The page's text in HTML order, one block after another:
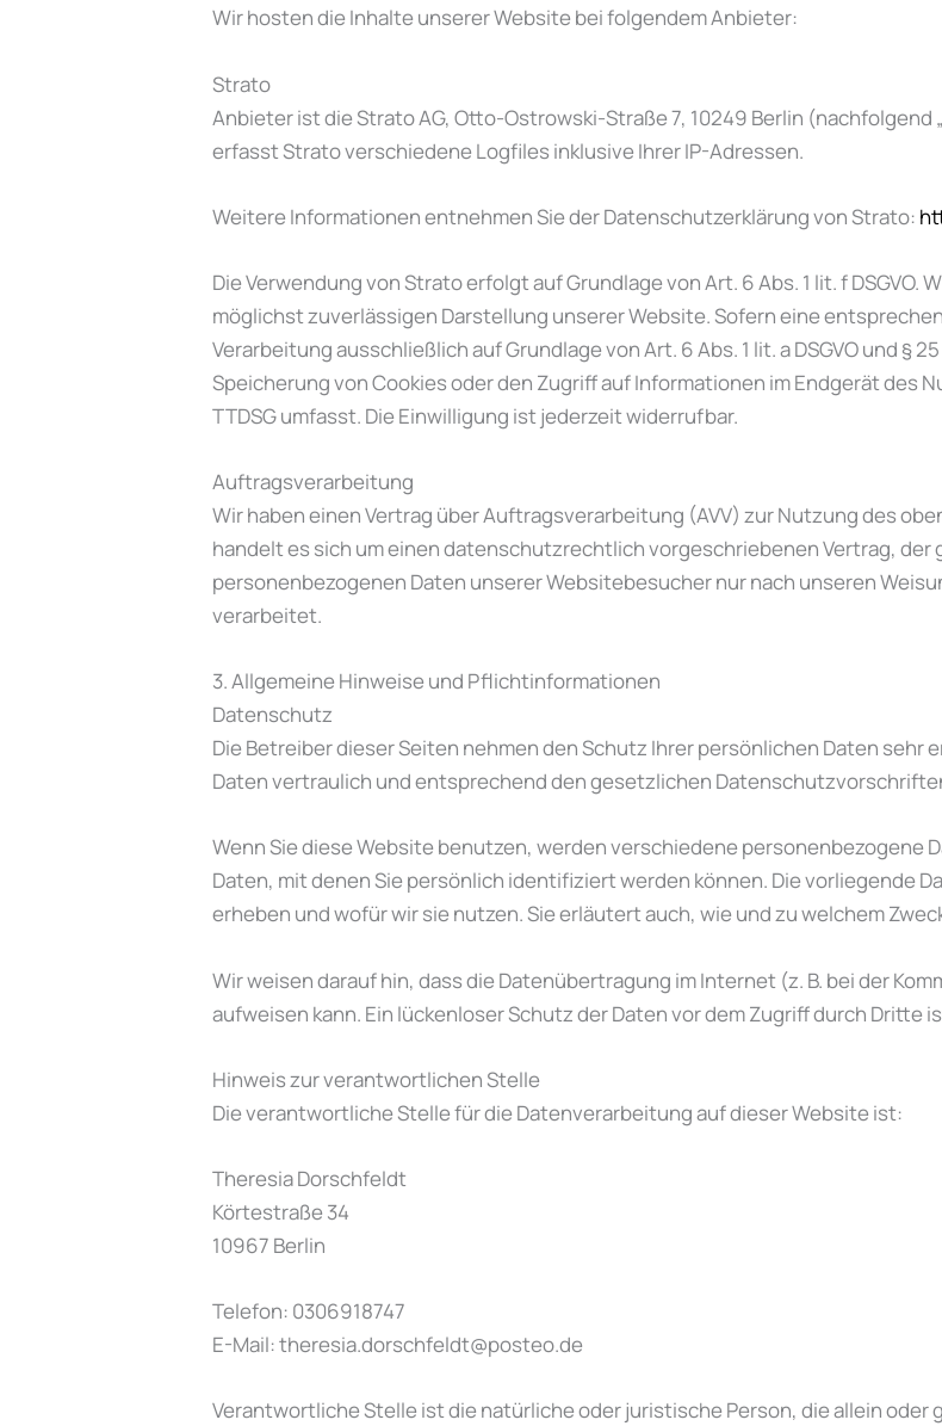
Wir hosten die Inhalte unserer Website bei folgendem Anbieter:
Strato
Anbieter ist die Strato AG, Otto-Ostrowski-Straße 7, 10249 Berlin (nachfolgend
erfasst Strato verschiedene Logfiles inklusive Ihrer IP-Adressen.
Weitere Informationen entnehmen Sie der Datenschutzerklärung von Strato:
Die Verwendung von Strato erfolgt auf Grundlage von Art. 6 Abs. 1 lit. f
möglichst zuverlässigen Darstellung unserer Website. Sofern eine
Verarbeitung ausschließlich auf Grundlage von Art. 6 Abs. 1 lit. a DSGVO und §
Speicherung von Cookies oder den Zugriff auf Informationen im Endgerät des
TTDSG umfasst. Die Einwilligung ist jederzeit widerrufbar.
Auftragsverarbeitung
Wir haben einen Vertrag über Auftragsverarbeitung (AVV) zur Nutzung des
handelt es sich um einen datenschutzrechtlich vorgeschriebenen Vertrag, der
personenbezogenen Daten unserer Websitebesucher nur nach unseren
verarbeitet.
3. Allgemeine Hinweise und Pflicht­informationen
Datenschutz
Die Betreiber dieser Seiten nehmen den Schutz Ihrer persönlichen Daten sehr
Daten vertraulich und entsprechend den gesetzlichen
Wenn Sie diese Website benutzen, werden verschiedene personenbezogene
Daten, mit denen Sie persönlich identifiziert werden können. Die vorliegende
erheben und wofür wir sie nutzen. Sie erläutert auch, wie und zu welchem
Wir weisen darauf hin, dass die Datenübertragung im Internet (z. B. bei der
aufweisen kann. Ein lückenloser Schutz der Daten vor dem Zugriff durch Dritte
Hinweis zur verantwortlichen Stelle
Die verantwortliche Stelle für die Datenverarbeitung auf dieser Website ist:
Theresia Dorschfeldt
Körtestraße 34
10967 Berlin
Telefon: 0306918747
E-Mail: theresia.dorschfeldt@posteo.de
Verantwortliche Stelle ist die natürliche oder juristische Person, die allein oder